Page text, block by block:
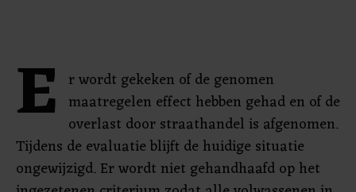
E r wordt gekeken of de genomen
maatregelen effect hebben gehad en of de
overlast door straathandel is afgenomen.
Tijdens de evaluatie blijft de huidige situatie
ongewijzigd. Er wordt niet gehandhaafd op het